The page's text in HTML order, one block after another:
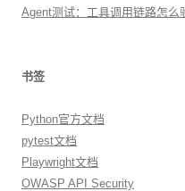
Agent测试：工具调用链路怎么
书签
Python官方文档
pytest文档
Playwright文档
OWASP API Security